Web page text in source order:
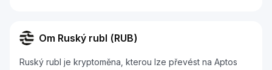
Om Ruský rubl (RUB)
Ruský rubl je kryptoměna, kterou lze převést na Aptos